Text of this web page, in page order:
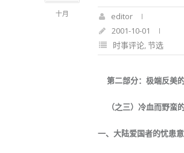
十月
editor
2001-10-01
时事评论,节选
第二部分：极端反美
（之三）冷血而野蛮
一、大陆爱国者的忧患